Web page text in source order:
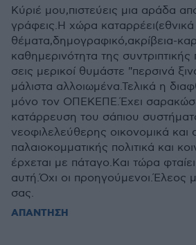
Κύριέ μου,πιστεύεις μια αράδα
γράφεις.Η χώρα καταρρέει(εθνικά
θέματα,δημογραφικό,ακρίβεια-
καθημερινότητα της συντριπτικής
σεις μερικοί θυμάστε "περσινά
μάλιστα αλλοιωμένα.Τελικά η
μόνο τον ΟΠΕΚΕΠΕ.Έχει
κατάρρευση του σάπιου
νεοφιλελεύθερης οικονομικά και
παλαιοκομματικής πολιτικά και
έρχεται με πάταγο.Και τώρα
αυτή.Όχι οι προηγούμενοι.Έλεος
σας.
ΑΠΑΝΤΗΣΗ